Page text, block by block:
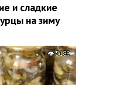
и сладкие
на зиму
5189